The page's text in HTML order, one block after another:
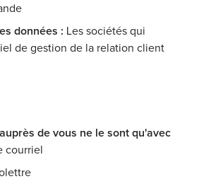
données : Les sociétés qui
de gestion de la relation client
de vous ne le sont qu'avec
courriel